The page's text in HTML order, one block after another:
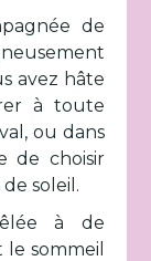
de
avez hâte
à toute
ou dans
de choisir
soleil.
à de
le sommeil